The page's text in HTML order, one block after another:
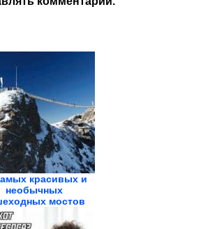
красивых и
необычных
мостов
планеты